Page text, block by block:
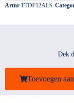
Artnr TTDF12ALS
Dek
Toevoegen